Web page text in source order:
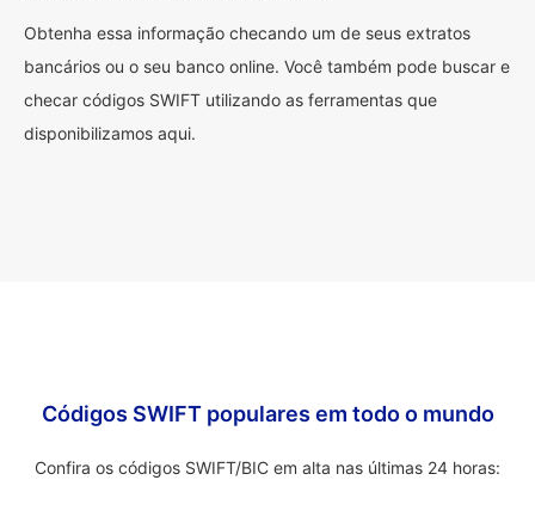
Obtenha essa informação checando um de seus extratos
bancários ou o seu banco online. Você também pode buscar e
checar códigos SWIFT utilizando as ferramentas que
disponibilizamos aqui.
Códigos SWIFT populares em todo o mundo
Confira os códigos SWIFT/BIC em alta nas últimas 24 horas: